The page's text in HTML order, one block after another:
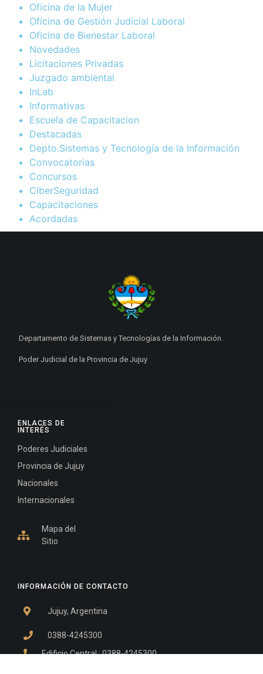
Oficina de la Mujer
Oficina de Gestión Judicial Laboral
Oficina de Bienestar Laboral
Novedades
Licitaciones Privadas
Juzgado ambiental
InLab
Informativas
Escuela de Capacitacion
Destacadas
Depto.Sistemas y Tecnología de la Información
Convocatorias
Concursos
CiberSeguridad
Capacitaciones
Acordadas
INFORMACIÓN DE CONTACTO
Jujuy, Argentina
0388-4245300
Edificio Central : 0388-4245300
ENLACES DE
INTERÉS
Poderes Judiciales
Provincia de Jujuy
Nacionales
Internacionales
Mapa del
Sitio
Departamento de Sistemas y Tecnologías de la Información.
Poder Judicial de la Provincia de Jujuy